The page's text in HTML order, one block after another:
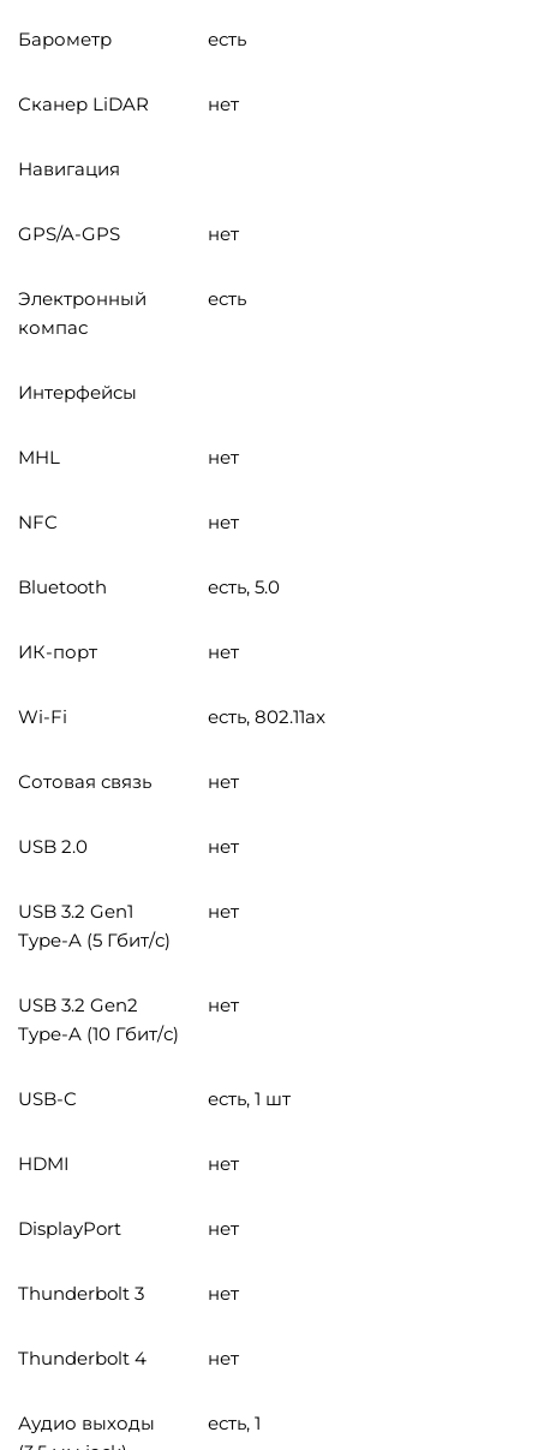
Барометр есть
Сканер LiDAR нет
Навигация
GPS/A-GPS нет
Электронный
компас
есть
Интерфейсы
MHL нет
NFC нет
Bluetooth есть, 5.0
ИК-порт нет
Wi-Fi есть, 802.11ax
Сотовая связь нет
USB 2.0 нет
USB 3.2 Gen1
Type-A (5 Гбит/с)
нет
USB 3.2 Gen2
Type-A (10 Гбит/с)
нет
USB-C есть, 1 шт
HDMI нет
DisplayPort нет
Thunderbolt 3 нет
Thunderbolt 4 нет
Аудио выходы
есть, 1